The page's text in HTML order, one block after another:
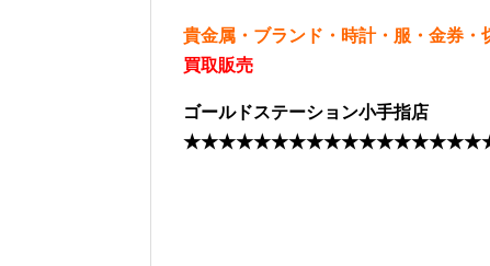
貴金属・ブランド・時計・服・金券・
買取販売
ゴールドステーション小手指店